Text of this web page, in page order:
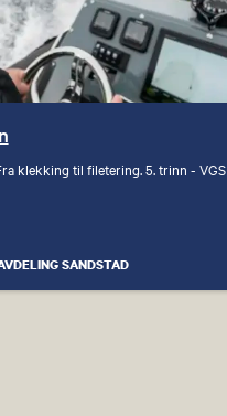
klekking til filetering. 5. trinn - VGS
SANDSTAD